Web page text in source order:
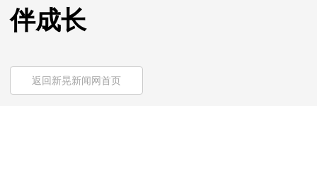
伴成长
返回新晃新闻网首页